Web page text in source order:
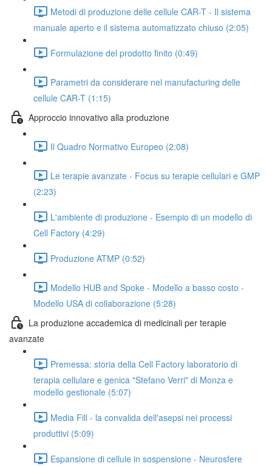
Metodi di produzione delle cellule CAR-T - Il sistema
manuale aperto e il sistema automatizzato chiuso (2:05)
Formulazione del prodotto finito (0:49)
Parametri da considerare nel manufacturing delle
cellule CAR-T (1:15)
Approccio innovativo alla produzione
Il Quadro Normativo Europeo (2:08)
Le terapie avanzate - Focus su terapie cellulari e GMP
(2:23)
L'ambiente di produzione - Esempio di un modello di
Cell Factory (4:29)
Produzione ATMP (0:52)
Modello HUB and Spoke - Modello a basso costo -
Modello USA di collaborazione (5:28)
La produzione accademica di medicinali per terapie
avanzate
Premessa: storia della Cell Factory laboratorio di
terapia cellulare e genica "Stefano Verri" di Monza e
modello gestionale (5:07)
Media Fill - la convalida dell'asepsi nei processi
produttivi (5:09)
Espansione di cellule in sospensione - Neurosfere